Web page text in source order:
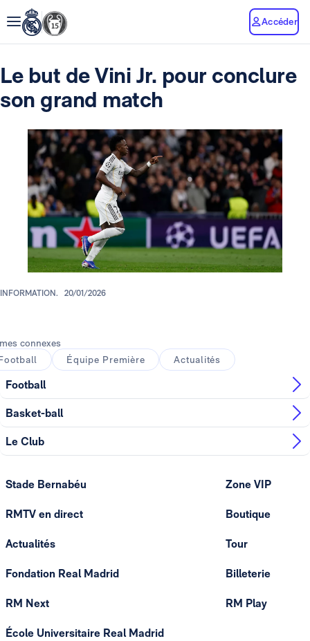
Accéder
Le but de Vini Jr. pour conclure
son grand match
INFORMATION. 20/01/2026
connexes
Équipe Première Actualités
Football
Basket-ball
Le Club
Stade Bernabéu
RMTV en direct
Actualités
Fondation Real Madrid
RM Next
École Universitaire Real Madrid
Zone VIP
Boutique
Tour
Billeterie
RM Play